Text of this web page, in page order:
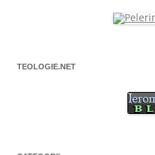
TEOLOGIE.NET